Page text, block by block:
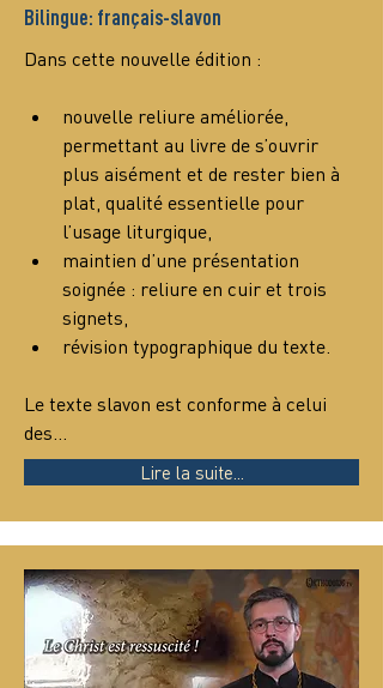
Bilingue: français-slavon
Dans cette nouvelle édition :
nouvelle reliure améliorée,
permettant au livre de s’ouvrir
plus aisément et de rester bien à
plat, qualité essentielle pour
l’usage liturgique,
maintien d’une présentation
soignée : reliure en cuir et trois
signets,
révision typographique du texte.
Le texte slavon est conforme à celui
des…
Lire la suite...